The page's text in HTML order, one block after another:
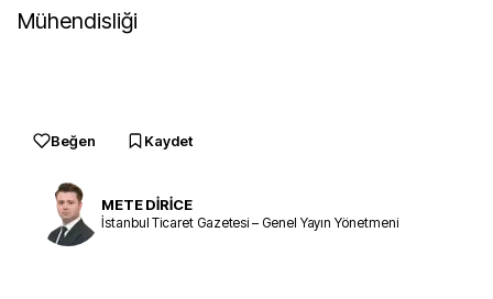
Mühendisliği
Beğen Kaydet
METE DİRİCE
İstanbul Ticaret Gazetesi – Genel Yayın Yönetmeni